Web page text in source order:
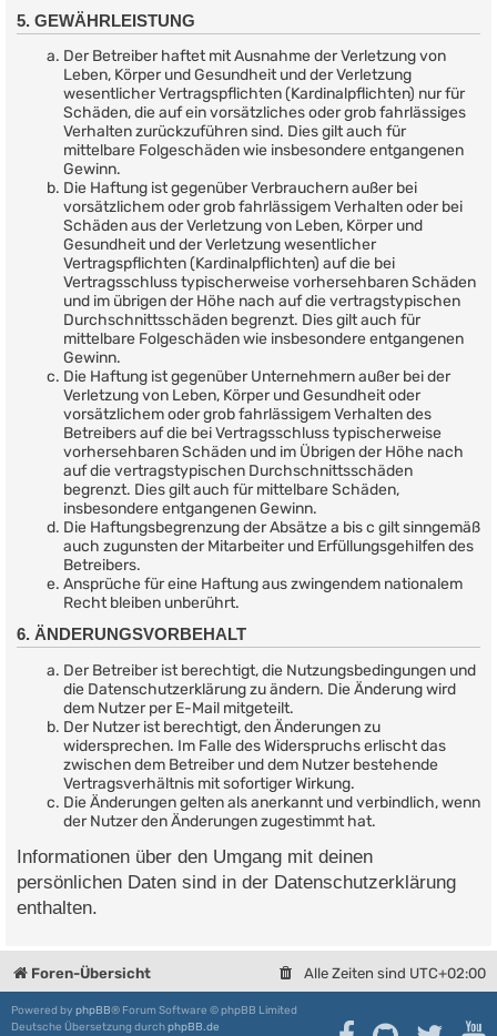
5. GEWÄHRLEISTUNG
Der Betreiber haftet mit Ausnahme der Verletzung von
Leben, Körper und Gesundheit und der Verletzung
wesentlicher Vertragspflichten (Kardinalpflichten) nur für
Schäden, die auf ein vorsätzliches oder grob fahrlässiges
Verhalten zurückzuführen sind. Dies gilt auch für
mittelbare Folgeschäden wie insbesondere entgangenen
Gewinn.
Die Haftung ist gegenüber Verbrauchern außer bei
vorsätzlichem oder grob fahrlässigem Verhalten oder bei
Schäden aus der Verletzung von Leben, Körper und
Gesundheit und der Verletzung wesentlicher
Vertragspflichten (Kardinalpflichten) auf die bei
Vertragsschluss typischerweise vorhersehbaren Schäden
und im übrigen der Höhe nach auf die vertragstypischen
Durchschnittsschäden begrenzt. Dies gilt auch für
mittelbare Folgeschäden wie insbesondere entgangenen
Gewinn.
Die Haftung ist gegenüber Unternehmern außer bei der
Verletzung von Leben, Körper und Gesundheit oder
vorsätzlichem oder grob fahrlässigem Verhalten des
Betreibers auf die bei Vertragsschluss typischerweise
vorhersehbaren Schäden und im Übrigen der Höhe nach
auf die vertragstypischen Durchschnittsschäden
begrenzt. Dies gilt auch für mittelbare Schäden,
insbesondere entgangenen Gewinn.
Die Haftungsbegrenzung der Absätze a bis c gilt sinngemäß
auch zugunsten der Mitarbeiter und Erfüllungsgehilfen des
Betreibers.
Ansprüche für eine Haftung aus zwingendem nationalem
Recht bleiben unberührt.
6. ÄNDERUNGSVORBEHALT
Der Betreiber ist berechtigt, die Nutzungsbedingungen und
die Datenschutzerklärung zu ändern. Die Änderung wird
dem Nutzer per E-Mail mitgeteilt.
Der Nutzer ist berechtigt, den Änderungen zu
widersprechen. Im Falle des Widerspruchs erlischt das
zwischen dem Betreiber und dem Nutzer bestehende
Vertragsverhältnis mit sofortiger Wirkung.
Die Änderungen gelten als anerkannt und verbindlich, wenn
der Nutzer den Änderungen zugestimmt hat.
Informationen über den Umgang mit deinen
persönlichen Daten sind in der Datenschutzerklärung
enthalten.
Foren-Übersicht Alle Zeiten sind UTC+02:00
Powered by phpBB® Forum Software © phpBB Limited
Deutsche Übersetzung durchphpBB.de